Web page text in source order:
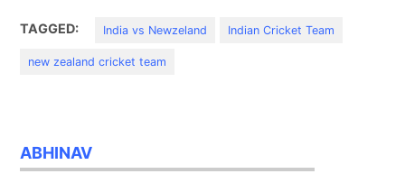
TAGGED: India vs Newzeland Indian Cricket Team
new zealand cricket team
ABHINAV